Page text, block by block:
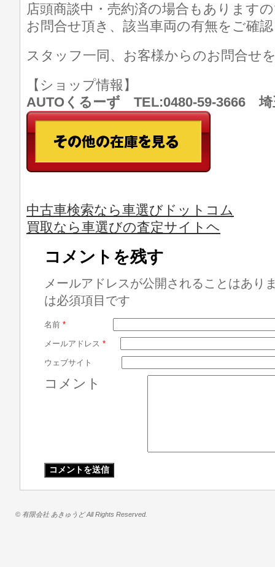
店頭商談中・売約済の場合もあります
お問合せ頂き、該当車両の有無をご確
スタッフ一同、お客様からのお問合せ
【ショップ情報】
AUTOくるーず TEL:0480-59-3666 埼
中古車検索なら車選びドットコム
買取なら車選びの査定サイトヘ
コメントを残す
メールアドレスが公開されることはあり
は必須項目です
名前 *
メールアドレス *
ウェブサイト
コメント
© 有限会社 あきゅうど All Rights Reserved.